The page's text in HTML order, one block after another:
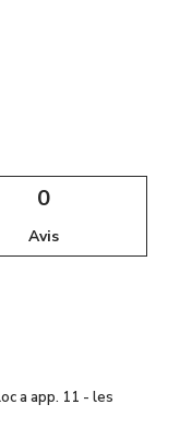
0
Avis
a app. 11 - les